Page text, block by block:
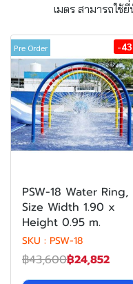
เมตร สามารถใช้
Pre Order -
PSW-18 Water Ring,
Size Width 1.90 x
Height 0.95 m.
SKU : PSW-18
฿43,600฿24,852